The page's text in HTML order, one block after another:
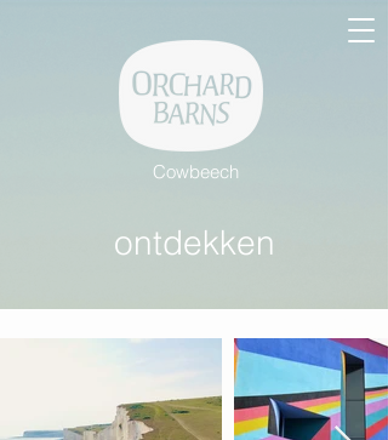
Cowbeech
ontdekken